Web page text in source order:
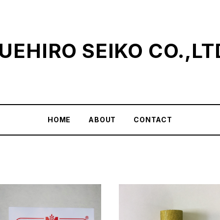
SEIKO
HOME ABOUT CONTACT